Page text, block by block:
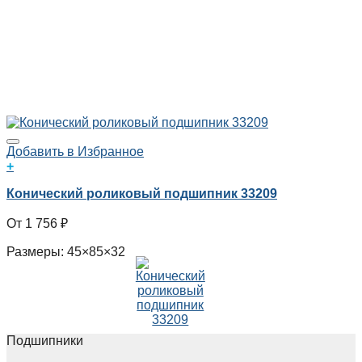
Добавить в Избранное
+
Конический роликовый подшипник 33209
1 756 ₽
Размеры: 45×85×32
Подшипники